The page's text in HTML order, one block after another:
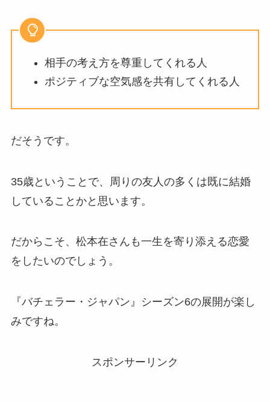
相手の考え方を尊重してくれる人
ポジティブな空気感を共有してくれる人
だそうです。
35歳ということで、周りの友人の多くは既に結婚
していることかと思います。
だからこそ、松本在さんも一生を寄り添える恋愛
をしたいのでしょう。
『バチェラー・ジャパン』シーズン6の展開が楽し
みですね。
スポンサーリンク